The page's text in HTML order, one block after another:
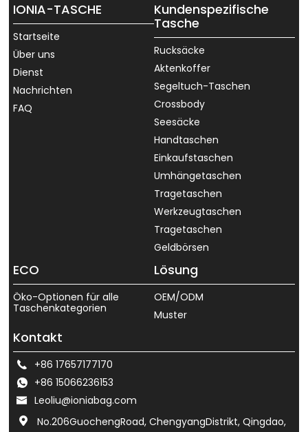
IONIA-TASCHE
Startseite
Über uns
Dienst
Nachrichten
FAQ
Kundenspezifische
Tasche
Rucksäcke
Aktenkoffer
Segeltuch-Taschen
Crossbody
Seesäcke
Handtaschen
Einkaufstaschen
Umhängetaschen
Tragetaschen
Werkzeugtaschen
Tragetaschen
Geldbörsen
ECO
Öko-Optionen für alle
Taschenkategorien
Lösung
OEM/ODM
Muster
Kontakt
+86 17657177170
+86 15066236153
Leoliu@ioniabag.com
No.206GuochengRoad, ChengyangDistrikt, Qingdao,